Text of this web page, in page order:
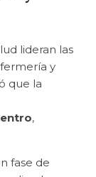
lideran las
y
que la
,
fase de